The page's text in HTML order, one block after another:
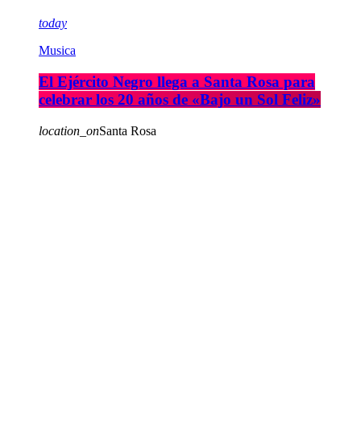
today
Musica
El Ejército Negro llega a Santa Rosa para
celebrar los 20 años de «Bajo un Sol Feliz»
location_onSanta Rosa